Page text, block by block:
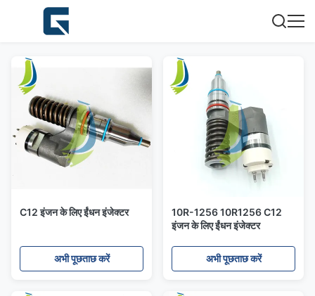
C12 इंजन के लिए ईंधन इंजेक्टर
अभी पूछताछ करें
10R-1256 10R1256 C12
इंजन के लिए ईंधन इंजेक्टर
अभी पूछताछ करें